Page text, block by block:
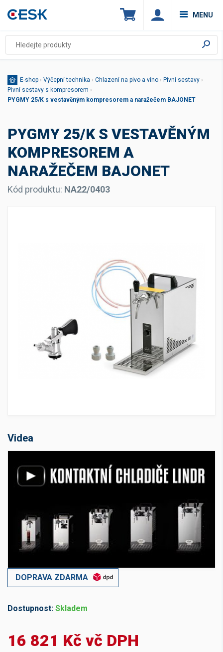
MENU
E-shop › Výčepní technika › Chlazení na pivo a víno › Pivní sestavy ›
Pivní sestavy s kompresorem ›
PYGMY 25/K s vestavěným kompresorem a naražečem BAJONET
PYGMY 25/K S VESTAVĚNÝM
KOMPRESOREM A
NARAŽEČEM BAJONET
Kód produktu: NA22/0403
Videa
DOPRAVA ZDARMA
Dostupnost: Skladem
16 821 Kč vč DPH